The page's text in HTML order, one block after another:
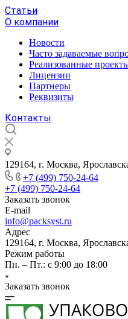
Статьи
О компании
Новости
Часто задаваемые
Реализованные
Лицензии
Партнеры
Реквизиты
Контакты
129164, г. Москва,
+7 (499) 750-24-64
+7 (499) 750-24-64
Заказать звонок
E-mail
info@packsyst.ru
Адрес
129164, г. Москва,
Режим работы
Пн. – Пт.: с 9:00 до 18:00
Заказать звонок